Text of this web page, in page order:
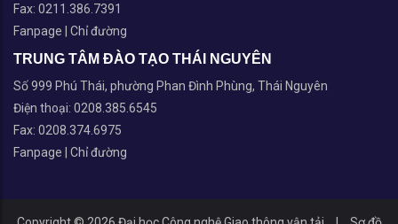
Fax: 0211.386.7391
Fanpage
Chỉ đường
TRUNG TÂM ĐÀO TẠO THÁI NGUYÊN
Số 999 Phú Thái, phường Phan Đình Phùng, Thái Nguyên
Điện thoại: 0208.385.6545
Fax: 0208.374.6975
Fanpage
Chỉ đường